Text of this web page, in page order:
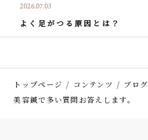
2026.07.03
よく足がつる原因とは？
トップページ コンテンツ
ブログ
美容鍼で多い質問お答えします。